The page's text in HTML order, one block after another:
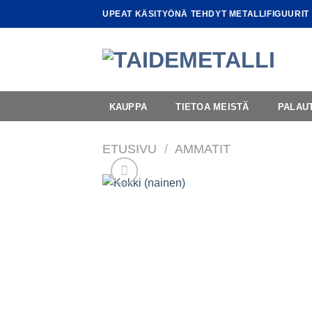
to
UPEAT KÄSITYÖNÄ TEHDYT METALLIFIGUURIT
KAUPPA TIETOA MEISTÄ
ETUSIVU / AMMATIT